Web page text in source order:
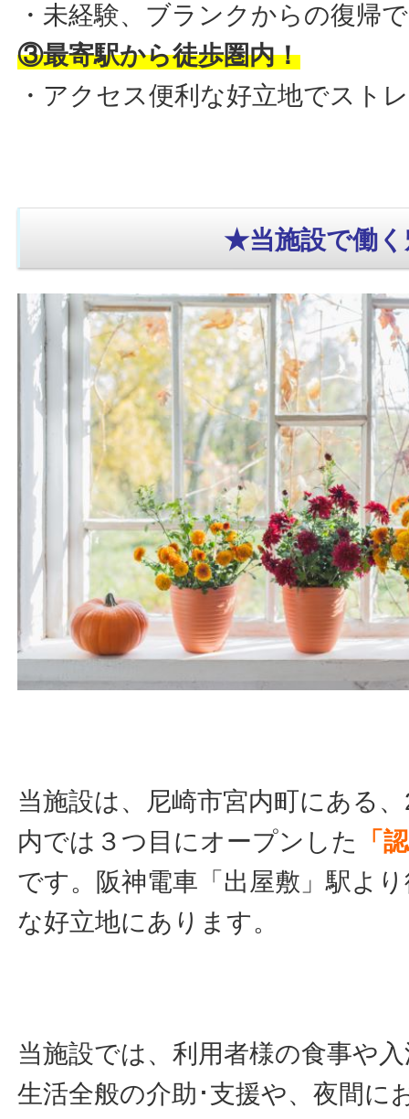
・未経験、ブランクからの復帰
③最寄駅から徒歩圏内！
・アクセス便利な好立地でスト
★当施設で働
当施設は、尼崎市宮内町にある
内では３つ目にオープンした
「
です。阪神電車「出屋敷」駅よ
な好立地にあります。
当施設では、利用者様の食事や
生活全般の介助･支援や、夜間に